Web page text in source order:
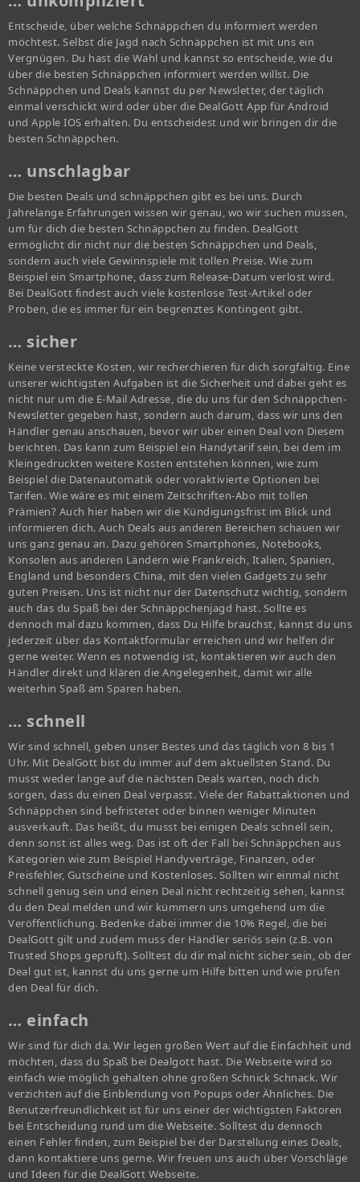
Entscheide, über welche Schnäppchen du informiert werden
möchtest. Selbst die Jagd nach Schnäppchen ist mit uns ein
Vergnügen. Du hast die Wahl und kannst so entscheide, wie du
über die besten Schnäppchen informiert werden willst. Die
Schnäppchen und Deals kannst du per Newsletter, der täglich
einmal verschickt wird oder über die DealGott App für Android
und Apple IOS erhalten. Du entscheidest und wir bringen dir die
besten Schnäppchen.
… unschlagbar
Die besten Deals und schnäppchen gibt es bei uns. Durch
Jahrelange Erfahrungen wissen wir genau, wo wir suchen müssen,
um für dich die besten Schnäppchen zu finden. DealGott
ermöglicht dir nicht nur die besten Schnäppchen und Deals,
sondern auch viele Gewinnspiele mit tollen Preise. Wie zum
Beispiel ein Smartphone, dass zum Release-Datum verlost wird.
Bei DealGott findest auch viele kostenlose Test-Artikel oder
Proben, die es immer für ein begrenztes Kontingent gibt.
… sicher
Keine versteckte Kosten, wir recherchieren für dich sorgfältig. Eine
unserer wichtigsten Aufgaben ist die Sicherheit und dabei geht es
nicht nur um die E-Mail Adresse, die du uns für den Schnäppchen-
Newsletter gegeben hast, sondern auch darum, dass wir uns den
Händler genau anschauen, bevor wir über einen Deal von Diesem
berichten. Das kann zum Beispiel ein Handytarif sein, bei dem im
Kleingedruckten weitere Kosten entstehen können, wie zum
Beispiel die Datenautomatik oder voraktivierte Optionen bei
Tarifen. Wie wäre es mit einem Zeitschriften-Abo mit tollen
Prämien? Auch hier haben wir die Kündigungsfrist im Blick und
informieren dich. Auch Deals aus anderen Bereichen schauen wir
uns ganz genau an. Dazu gehören Smartphones, Notebooks,
Konsolen aus anderen Ländern wie Frankreich, Italien, Spanien,
England und besonders China, mit den vielen Gadgets zu sehr
guten Preisen. Uns ist nicht nur der Datenschutz wichtig, sondern
auch das du Spaß bei der Schnäppchenjagd hast. Sollte es
dennoch mal dazu kommen, dass Du Hilfe brauchst, kannst du uns
jederzeit über das Kontaktformular erreichen und wir helfen dir
gerne weiter. Wenn es notwendig ist, kontaktieren wir auch den
Händler direkt und klären die Angelegenheit, damit wir alle
weiterhin Spaß am Sparen haben.
… schnell
Wir sind schnell, geben unser Bestes und das täglich von 8 bis 1
Uhr. Mit DealGott bist du immer auf dem aktuellsten Stand. Du
musst weder lange auf die nächsten Deals warten, noch dich
sorgen, dass du einen Deal verpasst. Viele der Rabattaktionen und
Schnäppchen sind befristetet oder binnen weniger Minuten
ausverkauft. Das heißt, du musst bei einigen Deals schnell sein,
denn sonst ist alles weg. Das ist oft der Fall bei Schnäppchen aus
Kategorien wie zum Beispiel Handyverträge, Finanzen, oder
Preisfehler, Gutscheine und Kostenloses. Sollten wir einmal nicht
schnell genug sein und einen Deal nicht rechtzeitig sehen, kannst
du den Deal melden und wir kümmern uns umgehend um die
Veröffentlichung. Bedenke dabei immer die 10% Regel, die bei
DealGott gilt und zudem muss der Händler seriös sein (z.B. von
Trusted Shops geprüft). Solltest du dir mal nicht sicher sein, ob der
Deal gut ist, kannst du uns gerne um Hilfe bitten und wie prüfen
den Deal für dich.
… einfach
Wir sind für dich da. Wir legen großen Wert auf die Einfachheit und
möchten, dass du Spaß bei Dealgott hast. Die Webseite wird so
einfach wie möglich gehalten ohne großen Schnick Schnack. Wir
verzichten auf die Einblendung von Popups oder Ähnliches. Die
Benutzerfreundlichkeit ist für uns einer der wichtigsten Faktoren
bei Entscheidung rund um die Webseite. Solltest du dennoch
einen Fehler finden, zum Beispiel bei der Darstellung eines Deals,
dann kontaktiere uns gerne. Wir freuen uns auch über Vorschläge
und Ideen für die DealGott Webseite.